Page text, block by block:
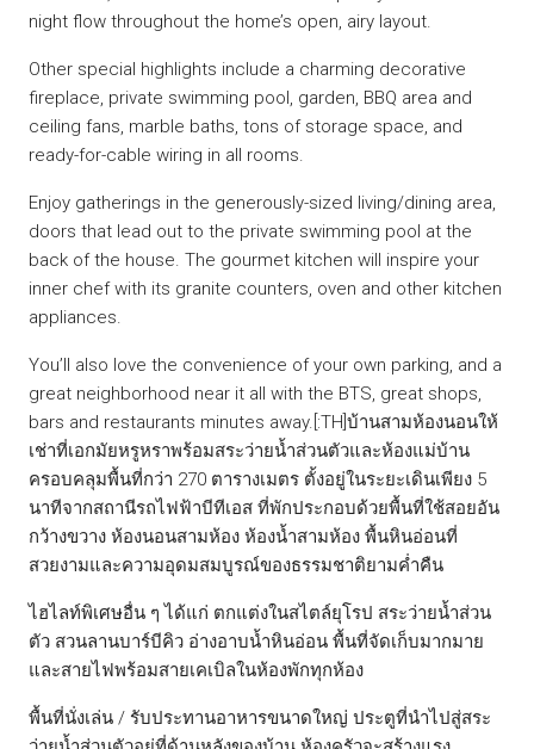
night flow throughout the home’s open, airy layout.
Other special highlights include a charming decorative
fireplace, private swimming pool, garden, BBQ area and
ceiling fans, marble baths, tons of storage space, and
ready-for-cable wiring in all rooms.
Enjoy gatherings in the generously-sized living/dining area,
doors that lead out to the private swimming pool at the
back of the house. The gourmet kitchen will inspire your
inner chef with its granite counters, oven and other kitchen
appliances.
You’ll also love the convenience of your own parking, and a
great neighborhood near it all with the BTS, great shops,
bars and restaurants minutes away.[:TH]บ้านสามห้องนอนให้
เช่าที่เอกมัยหรูหราพร้อมสระว่ายน้ำส่วนตัวและห้องแม่บ้าน
ครอบคลุมพื้นที่กว่า 270 ตารางเมตร ตั้งอยู่ในระยะเดินเพียง 5
นาทีจากสถานีรถไฟฟ้าบีทีเอส ที่พักประกอบด้วยพื้นที่ใช้สอยอัน
กว้างขวาง ห้องนอนสามห้อง ห้องน้ำสามห้อง พื้นหินอ่อนที่
สวยงามและความอุดมสมบูรณ์ของธรรมชาติยามค่ำคืน
ไฮไลท์พิเศษอื่น ๆ ได้แก่ ตกแต่งในสไตล์ยุโรป สระว่ายน้ำส่วน
ตัว สวนลานบาร์บีคิว อ่างอาบน้ำหินอ่อน พื้นที่จัดเก็บมากมาย
และสายไฟพร้อมสายเคเบิลในห้องพักทุกห้อง
พื้นที่นั่งเล่น / รับประทานอาหารขนาดใหญ่ ประตูที่นำไปสู่สระ